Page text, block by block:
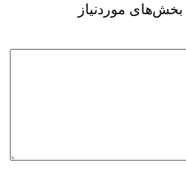
بخش‌های موردنیاز